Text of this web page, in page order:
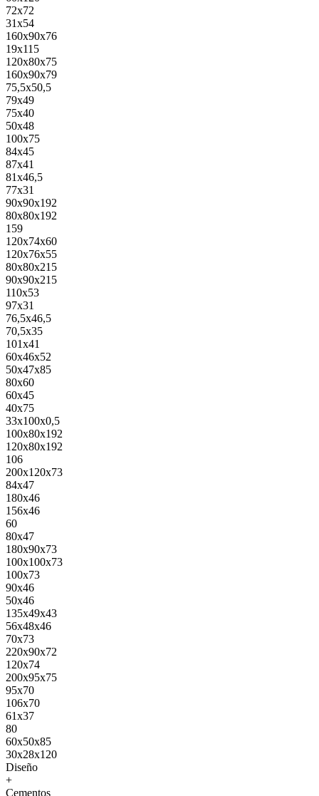
72x72
31x54
160x90x76
19x115
120x80x75
160x90x79
75,5x50,5
79x49
75x40
50x48
100x75
84x45
87x41
81x46,5
77x31
90x90x192
80x80x192
159
120x74x60
120x76x55
80x80x215
90x90x215
110x53
97x31
76,5x46,5
70,5x35
101x41
60x46x52
50x47x85
80x60
60x45
40x75
33x100x0,5
100x80x192
120x80x192
106
200x120x73
84x47
180x46
156x46
60
80x47
180x90x73
100x100x73
100x73
90x46
50x46
135x49x43
56x48x46
70x73
220x90x72
120x74
200x95x75
95x70
106x70
61x37
80
60x50x85
30x28x120
Diseño
+
Cementos